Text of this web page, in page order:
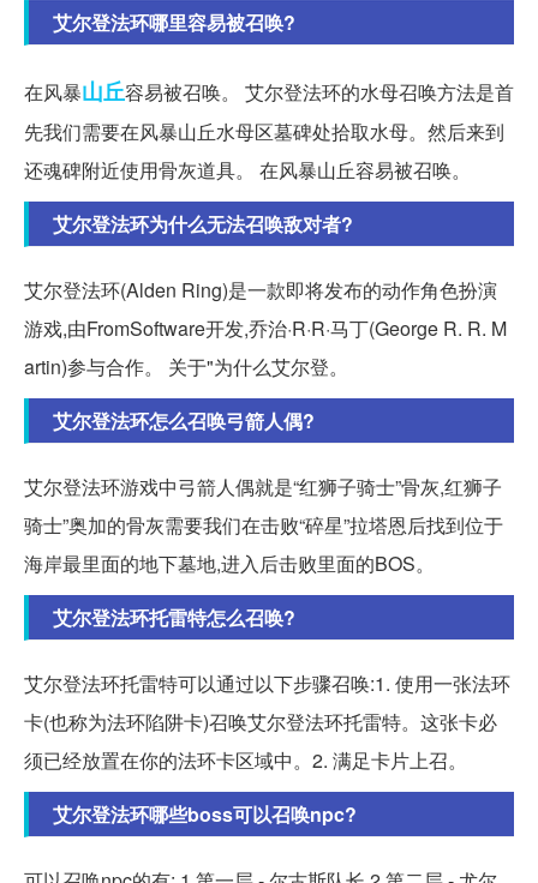
艾尔登法环哪里容易被召唤?
在风暴山丘容易被召唤。 艾尔登法环的水母召唤方法是首
先我们需要在风暴山丘水母区墓碑处拾取水母。然后来到
还魂碑附近使用骨灰道具。 在风暴山丘容易被召唤。
艾尔登法环为什么无法召唤敌对者?
艾尔登法环(Alden Ring)是一款即将发布的动作角色扮演
游戏,由FromSoftware开发,乔治·R·R·马丁(George R. R. M
artin)参与合作。 关于"为什么艾尔登。
艾尔登法环怎么召唤弓箭人偶?
艾尔登法环游戏中弓箭人偶就是“红狮子骑士”骨灰,红狮子
骑士”奥加的骨灰需要我们在击败“碎星”拉塔恩后找到位于
海岸最里面的地下墓地,进入后击败里面的BOS。
艾尔登法环托雷特怎么召唤?
艾尔登法环托雷特可以通过以下步骤召唤:1. 使用一张法环
卡(也称为法环陷阱卡)召唤艾尔登法环托雷特。这张卡必
须已经放置在你的法环卡区域中。2. 满足卡片上召。
艾尔登法环哪些boss可以召唤npc?